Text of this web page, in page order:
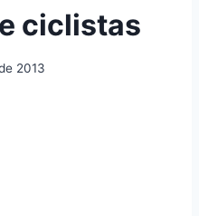
ciclistas
2013